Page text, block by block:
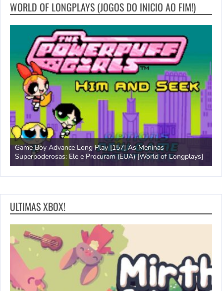
WORLD OF LONGPLAYS (JOGOS DO INICIO AO FIM!)
Game Boy Advance Long Play [157] As Meninas
Superpoderosas: Ele e Procuram (EUA) [World of Longplays]
ULTIMAS XBOX!